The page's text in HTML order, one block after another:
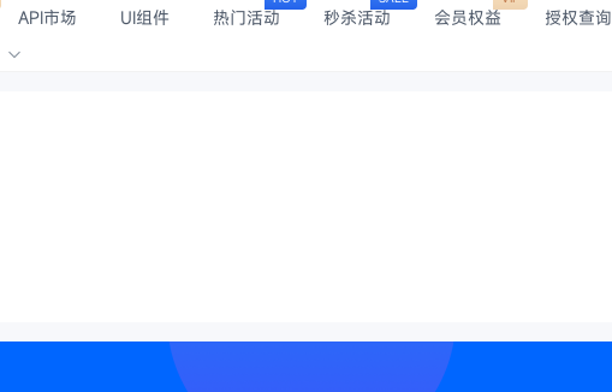
API市场 UI组件 热门活动 秒杀活动 会员权益 授权查询